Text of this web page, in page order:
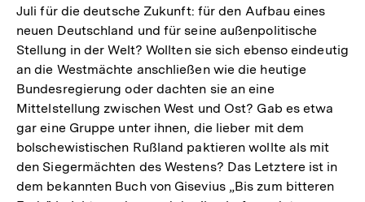
Juli für die deutsche Zukunft: für den Aufbau eines
neuen Deutschland und für seine außenpolitische
Stellung in der Welt? Wollten sie sich ebenso eindeutig
an die Westmächte anschließen wie die heutige
Bundesregierung oder dachten sie an eine
Mittelstellung zwischen West und Ost? Gab es etwa
gar eine Gruppe unter ihnen, die lieber mit dem
bolschewistischen Rußland paktieren wollte als mit
den Siegermächten des Westens? Das Letztere ist in
dem bekannten Buch von Gisevius „Bis zum bitteren